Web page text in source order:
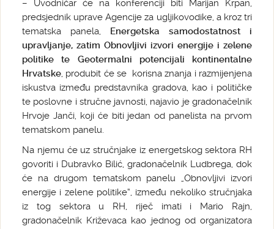
– Uvodničar će na konferenciji biti Marijan Krpan,
predsjednik uprave Agencije za ugljikovodike, a kroz tri
tematska panela, Energetska samodostatnost i
upravljanje, zatim Obnovljivi izvori energije i zelene
politike te Geotermalni potencijali kontinentalne
Hrvatske, produbit će se korisna znanja i razmijenjena
iskustva između predstavnika gradova, kao i političke
te poslovne i stručne javnosti, najavio je gradonačelnik
Hrvoje Janči, koji će biti jedan od panelista na prvom
tematskom panelu.
Na njemu će uz stručnjake iz energetskog sektora RH
govoriti i Dubravko Bilić, gradonačelnik Ludbrega, dok
će na drugom tematskom panelu „Obnovljivi izvori
energije i zelene politike“, između nekoliko stručnjaka
iz tog sektora u RH, riječ imati i Mario Rajn,
gradonačelnik Križevaca kao jednog od organizatora